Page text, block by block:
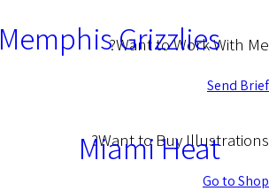
Memphis Grizzlies
Miami Heat
Want to Work With Me?
Send Brief
Want to Buy Illustrations?
Go to Shop